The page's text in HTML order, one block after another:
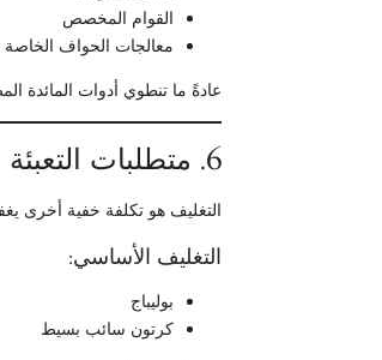
القوام المخصص
معالجات الحواف الخاصة
عادةً ما تنطوي أدوات المائدة
6. متطلبات التعبئة والتغليف
التغليف هو تكلفة خفية أخرى
التغليف الأساسي:
بوليباج
كرتون سائب بسيط